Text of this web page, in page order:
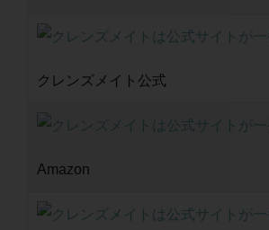
クレンズメイト公式
Amazon